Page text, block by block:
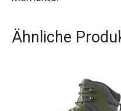
Ähnliche